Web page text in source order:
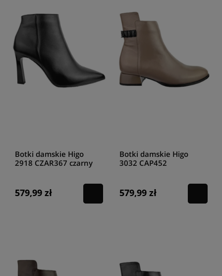
Botki damskie Higo
2918 CZAR367 czarny
579,99 zł
Botki damskie Higo
3032 CAP452
579,99 zł